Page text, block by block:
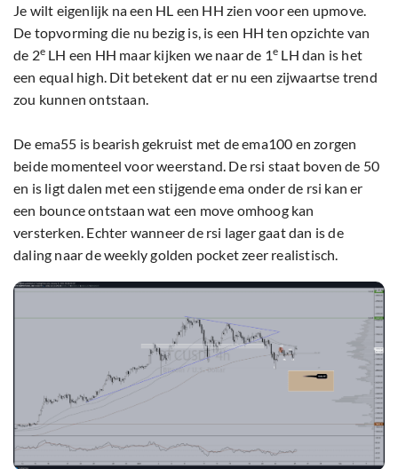
Je wilt eigenlijk na een HL een HH zien voor een upmove.
De topvorming die nu bezig is, is een HH ten opzichte van
de 2e LH een HH maar kijken we naar de 1e LH dan is het
een equal high. Dit betekent dat er nu een zijwaartse trend
zou kunnen ontstaan.
De ema55 is bearish gekruist met de ema100 en zorgen
beide momenteel voor weerstand. De rsi staat boven de 50
en is ligt dalen met een stijgende ema onder de rsi kan er
een bounce ontstaan wat een move omhoog kan
versterken. Echter wanneer de rsi lager gaat dan is de
daling naar de weekly golden pocket zeer realistisch.